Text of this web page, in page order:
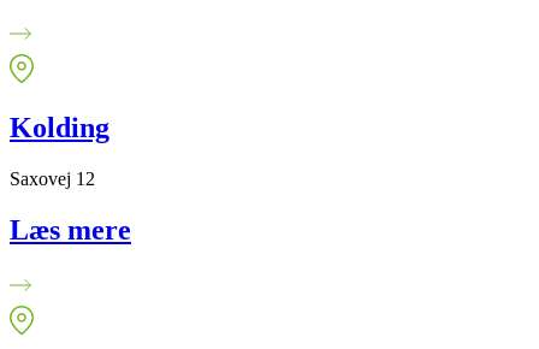
Kolding
Saxovej 12
Læs mere